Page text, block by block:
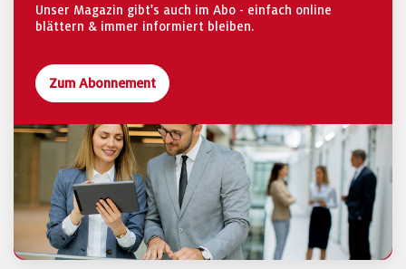
Unser Magazin gibt's auch im Abo - einfach online
blättern & immer informiert bleiben.
Zum Abonnement